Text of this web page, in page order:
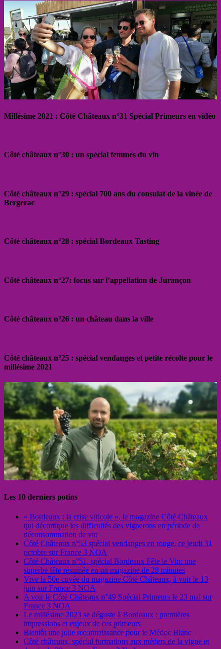
Millésime 2021 : Côté Châteaux n°31 Spécial Primeurs en vidéo
Côté châteaux n°30 : un spécial femmes du vin
Côté châteaux n°29 : spécial 700 ans du consulat de la vinée de
Bergerac
Côté châteaux n°28 : spécial Bordeaux Tasting
Côté châteaux n°27: focus sur l’appellation de Jurançon
Côté châteaux n°26 : un château dans la ville
Côté châteaux n°25 : spécial vendanges et petite récolte pour le
millésime 2021
Les 10 derniers potins
« Bordeaux : la crise viticole », le magazine Côté Châteaux
qui décortique les difficultés des vignerons en période de
déconsommation de vin
Côté Châteaux n°53 spécial vendanges en rouge, ce jeudi 31
octobre sur France 3 NOA
Côté Châteaux n°51, spécial Bordeaux Fête le Vin: une
superbe fête résumée en un magazine de 28 minutes
Vive la 50e cuvée du magazine Côté Châteaux, à voir le 13
juin sur France 3 NOA
A voir le Côté Châteaux n°49 Spécial Primeurs le 23 mai sur
France 3 NOA
Le millésime 2023 se déguste à Bordeaux : premières
impressions et enjeux de ces primeurs
Bientôt une jolie reconnaissance pour le Médoc Blanc
Côté châteaux, spécial formations aux métiers de la vigne et